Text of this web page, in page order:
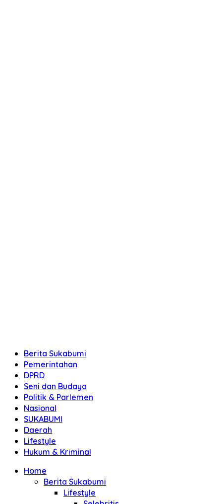
Berita Sukabumi
Pemerintahan
DPRD
Seni dan Budaya
Politik & Parlemen
Nasional
SUKABUMI
Daerah
Lifestyle
Hukum & Kriminal
Home
Berita Sukabumi
Lifestyle